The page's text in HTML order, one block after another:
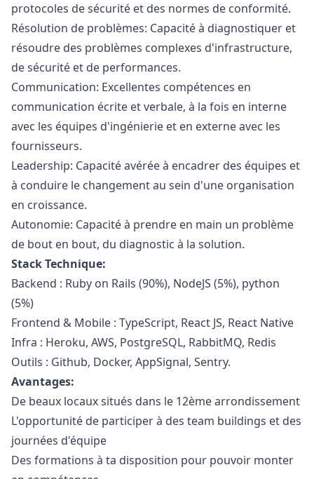
protocoles de sécurité et des normes de conformité.
Résolution de problèmes: Capacité à diagnostiquer et
résoudre des problèmes complexes d'infrastructure,
de sécurité et de performances.
Communication: Excellentes compétences en
communication écrite et verbale, à la fois en interne
avec les équipes d'ingénierie et en externe avec les
fournisseurs.
Leadership: Capacité avérée à encadrer des équipes et
à conduire le changement au sein d'une organisation
en croissance.
Autonomie: Capacité à prendre en main un problème
de bout en bout, du diagnostic à la solution.
Stack Technique:
Backend : Ruby on Rails (90%), NodeJS (5%), python
(5%)
Frontend & Mobile : TypeScript, React JS, React Native
Infra : Heroku, AWS, PostgreSQL, RabbitMQ, Redis
Outils : Github, Docker, AppSignal, Sentry.
Avantages:
De beaux locaux situés dans le 12ème arrondissement
L'opportunité de participer à des team buildings et des
journées d'équipe
Des formations à ta disposition pour pouvoir monter